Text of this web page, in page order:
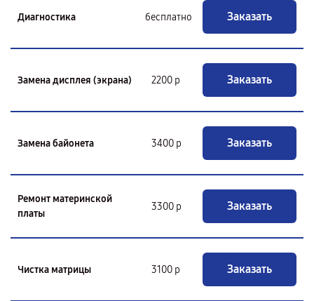
Диагностика бесплатно Заказать
Замена дисплея (экрана) 2200 р Заказать
Замена байонета 3400 р Заказать
Ремонт материнской
платы
3300 р Заказать
Чистка матрицы 3100 р Заказать